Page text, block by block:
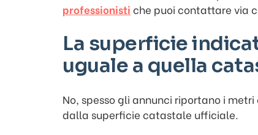
professionisti che puoi contattare via
La superficie
uguale a quella
No, spesso gli annunci riportano i
dalla superficie catastale ufficiale.